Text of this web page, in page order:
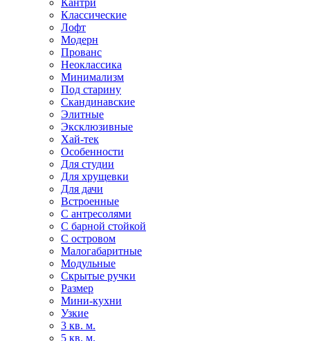
Кантри
Классические
Лофт
Модерн
Прованс
Неоклассика
Минимализм
Под старину
Скандинавские
Элитные
Эксклюзивные
Хай-тек
Особенности
Для студии
Для хрущевки
Для дачи
Встроенные
С антресолями
С барной стойкой
С островом
Малогабаритные
Модульные
Скрытые ручки
Размер
Мини-кухни
Узкие
3 кв. м.
5 кв. м.